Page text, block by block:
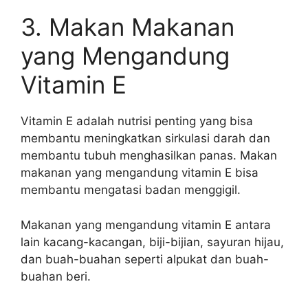
3. Makan Makanan
yang Mengandung
Vitamin E
Vitamin E adalah nutrisi penting yang bisa
membantu meningkatkan sirkulasi darah dan
membantu tubuh menghasilkan panas. Makan
makanan yang mengandung vitamin E bisa
membantu mengatasi badan menggigil.
Makanan yang mengandung vitamin E antara
lain kacang-kacangan, biji-bijian, sayuran hijau,
dan buah-buahan seperti alpukat dan buah-
buahan beri.